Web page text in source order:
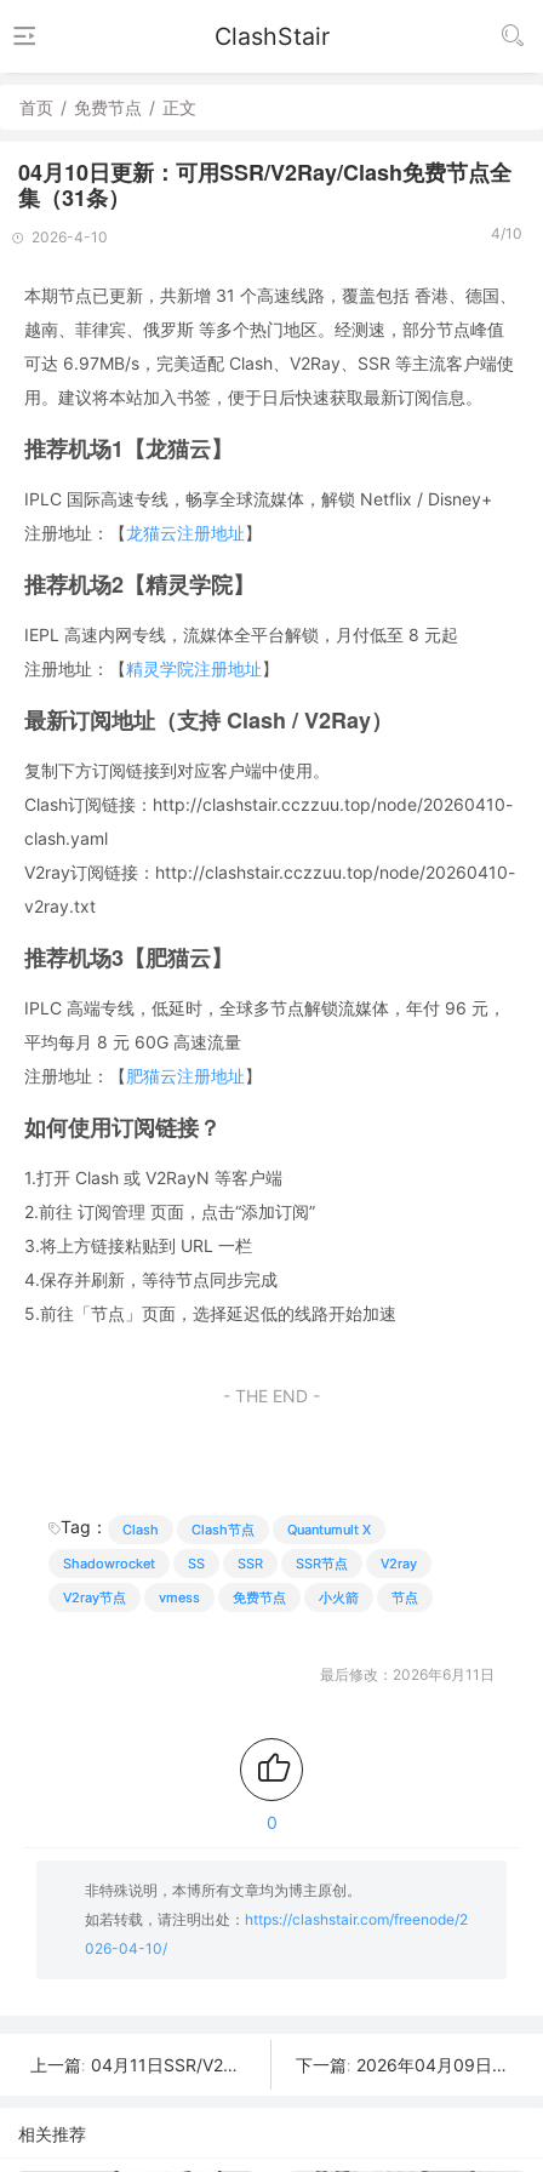
ClashStair
首页 / 免费节点 / 正文
04月10日更新：可用SSR/V2Ray/Clash免费节点全
集（31条）
2026-4-10 4/10
本期节点已更新，共新增 31 个高速线路，覆盖包括 香港、德国、
越南、菲律宾、俄罗斯 等多个热门地区。经测速，部分节点峰值
可达 6.97MB/s，完美适配 Clash、V2Ray、SSR 等主流客户端使
用。建议将本站加入书签，便于日后快速获取最新订阅信息。
推荐机场1【龙猫云】
IPLC 国际高速专线，畅享全球流媒体，解锁 Netflix / Disney+
注册地址：【龙猫云注册地址】
推荐机场2【精灵学院】
IEPL 高速内网专线，流媒体全平台解锁，月付低至 8 元起
注册地址：【精灵学院注册地址】
最新订阅地址（支持 Clash / V2Ray）
复制下方订阅链接到对应客户端中使用。
Clash订阅链接：http://clashstair.cczzuu.top/node/20260410-
clash.yaml
V2ray订阅链接：http://clashstair.cczzuu.top/node/20260410-
v2ray.txt
推荐机场3【肥猫云】
IPLC 高端专线，低延时，全球多节点解锁流媒体，年付 96 元，
平均每月 8 元 60G 高速流量
注册地址：【肥猫云注册地址】
如何使用订阅链接？
1.打开 Clash 或 V2RayN 等客户端
2.前往 订阅管理 页面，点击“添加订阅”
3.将上方链接粘贴到 URL 一栏
4.保存并刷新，等待节点同步完成
5.前往「节点」页面，选择延迟低的线路开始加速
- THE END -
Tag： Clash Clash节点
Quantumult X
Shadowrocket
SS SSR SSR节点
V2ray
V2ray节点
vmess 免费节点 小火箭 节点
最后修改：2026年6月11日
0
非特殊说明，本博所有文章均为博主原创。
如若转载，请注明出处： https://clashstair.com/freenode/2
026-04-10/
上一篇: 04月11日SSR/V2Ray/Clash订阅合集 | 27条可用免费节点 下一篇: 2026年04月09日更新：37条SSR/V2Ray/Clash可用免费节点
相关推荐